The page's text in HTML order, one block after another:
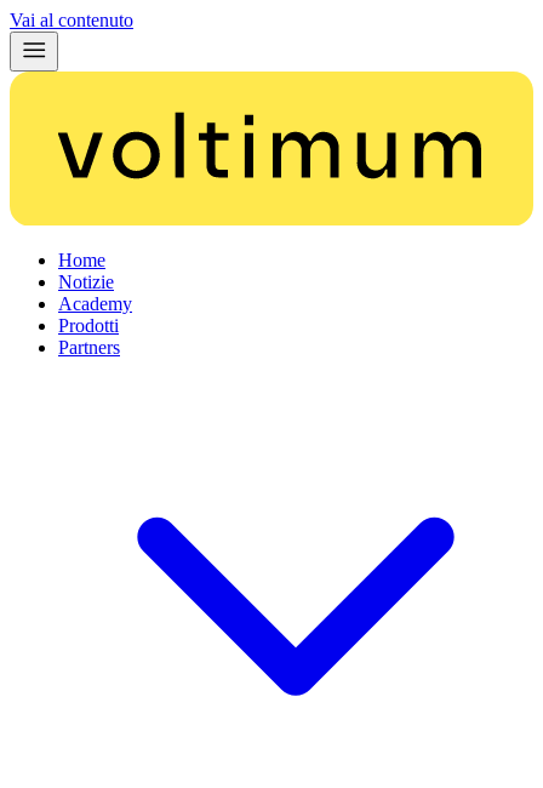
Vai al contenuto
Home
Notizie
Academy
Prodotti
Partners